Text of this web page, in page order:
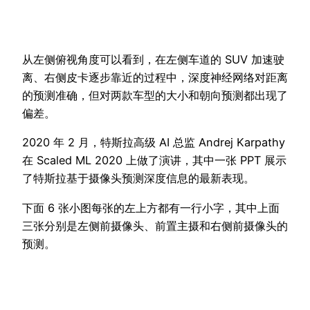
从左侧俯视角度可以看到，在左侧车道的 SUV 加速驶
离、右侧皮卡逐步靠近的过程中，深度神经网络对距离
的预测准确，但对两款车型的大小和朝向预测都出现了
偏差。
2020 年 2 月，特斯拉高级 AI 总监 Andrej Karpathy
在 Scaled ML 2020 上做了演讲，其中一张 PPT 展示
了特斯拉基于摄像头预测深度信息的最新表现。
下面 6 张小图每张的左上方都有一行小字，其中上面
三张分别是左侧前摄像头、前置主摄和右侧前摄像头的
预测。